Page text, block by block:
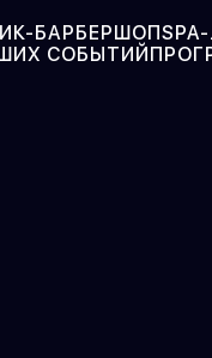
БАРБЕРШОП
СОБЫТИЙ